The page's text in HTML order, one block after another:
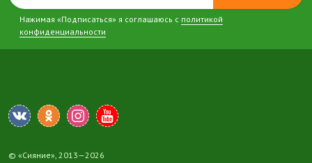
Нажимая «Подписаться» я соглашаюсь с политикой
конфиденциальности
© «Сияние», 2013—2026